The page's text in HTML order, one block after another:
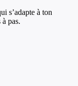
s’adapte à ton
pas.